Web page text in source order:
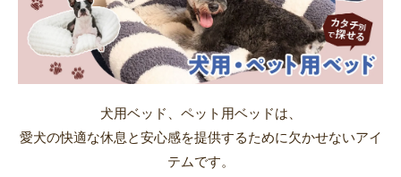
犬用ベッド、ペット用ベッドは、
愛犬の快適な休息と安心感を提供するために欠かせないアイ
テムです。